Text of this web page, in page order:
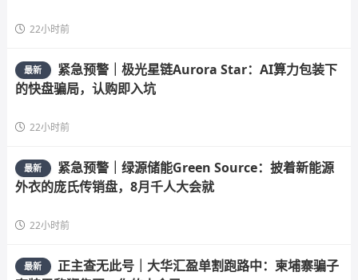
22小时前
最新
紧急预警｜极光星链Aurora Star：AI算力包装下
的快盘骗局，认购即入坑
22小时前
最新
紧急预警｜绿源储能Green Source：披着新能源
外衣的庞氏传销盘，8月千人大会就
22小时前
最新
正主查无此号｜大华汇盈单割跑路中：柬埔寨骗子